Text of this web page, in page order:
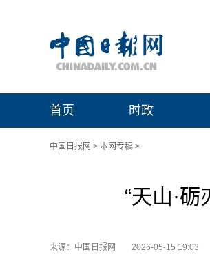
首页 时政
中国日报网 > 本网专稿 >
“天山·
来源：中国日报网 2026-05-15 19:03